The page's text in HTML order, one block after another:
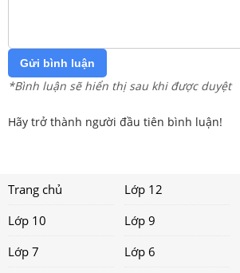
Gửi bình luận
*Bình luận sẽ hiển thị sau khi được duyệt
Hãy trở thành người đầu tiên bình luận!
Trang chủ Lớp 12
Lớp 10
Lớp 9
Lớp 7
Lớp 6